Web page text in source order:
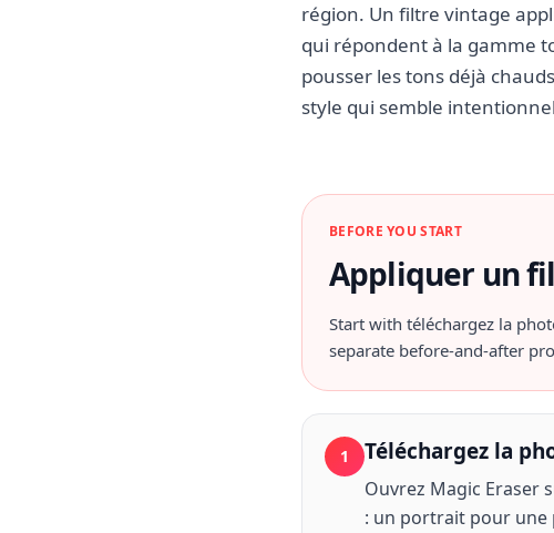
région. Un filtre vintage
qui répondent à la gamme
pousser les tons déjà
style qui semble
BEFORE YOU START
Appliquer un
Start with téléchargez la
separate before-and-after
1 Téléchargez la
Ouvrez Magic Eraser
: un portrait pour une